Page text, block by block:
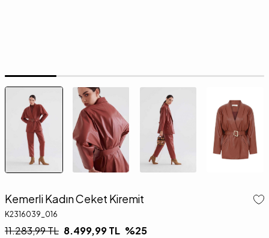
Kemerli Kadın Ceket Kiremit
K2316039_016
11.283,99TL 8.499,99TL %25